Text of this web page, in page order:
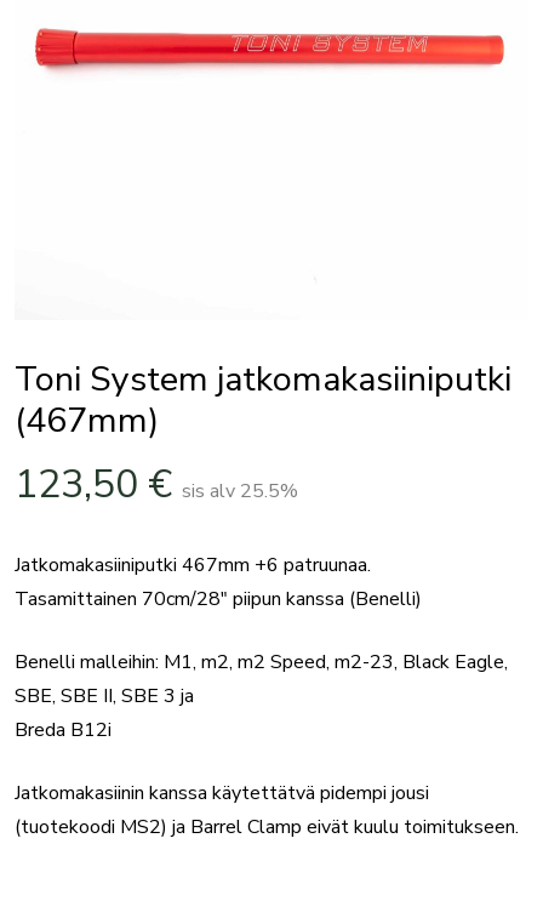
Toni System jatkomakasiiniputki
(467mm)
123,50 € sis alv 25.5%
Jatkomakasiiniputki 467mm +6 patruunaa.
Tasamittainen 70cm/28″ piipun kanssa (Benelli)
Benelli malleihin: M1, m2, m2 Speed, m2-23, Black Eagle,
SBE, SBE II, SBE 3 ja
Breda B12i
Jatkomakasiinin kanssa käytettätvä pidempi jousi
(tuotekoodi MS2) ja Barrel Clamp eivät kuulu toimitukseen.